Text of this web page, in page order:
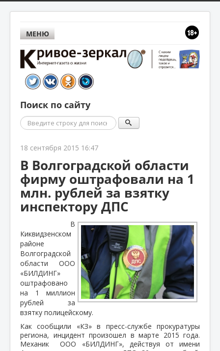
МЕНЮ
Поиск по сайту
Поиск
18 сентября 2015 16:47
В Волгоградской области
фирму оштрафовали на 1
млн. рублей за взятку
инспектору ДПС
В
Киквидзенском
районе
Волгоградской
области ООО
«БИЛДИНГ»
оштрафовано
на 1 миллион
рублей за
взятку полицейскому.
Как сообщили «КЗ» в пресс-службе прокуратуры
региона, инцидент произошел в марте 2015 года.
Механик ООО «БИЛДИНГ», действуя от имени